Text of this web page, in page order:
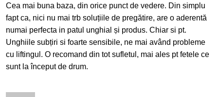
Cea mai buna baza, din orice punct de vedere. Din simplu
fapt ca, nici nu mai trb soluțiile de pregătire, are o aderentă
numai perfecta in patul unghial și produs. Chiar si pt.
Unghiile subțiri si foarte sensibile, ne mai având probleme
cu liftingul. O recomand din tot sufletul, mai ales pt fetele ce
sunt la început de drum.